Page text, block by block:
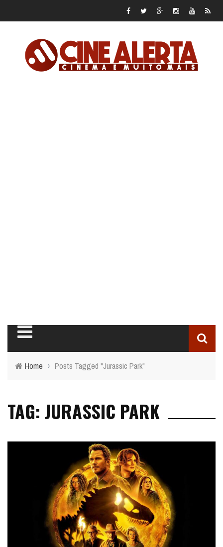
Home › Posts Tagged "Jurassic Park"
TAG: JURASSIC PARK